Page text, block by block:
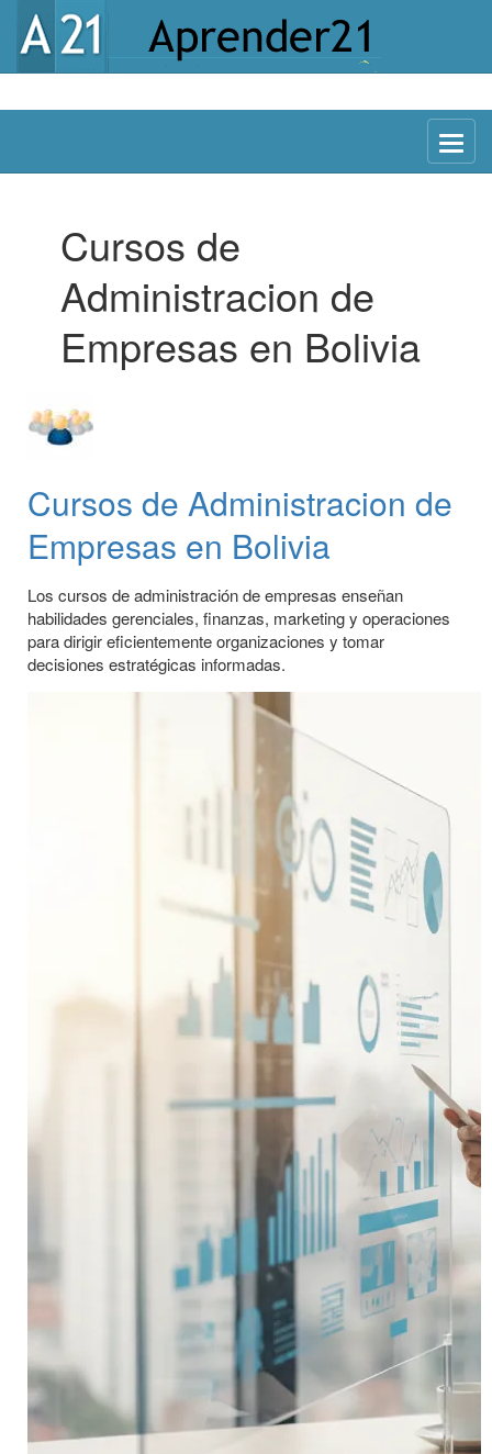
Menu
Cursos de
Administracion de
Empresas en Bolivia
Cursos de Administracion de
Empresas en Bolivia
Los cursos de administración de empresas enseñan
habilidades gerenciales, finanzas, marketing y operaciones
para dirigir eficientemente organizaciones y tomar
decisiones estratégicas informadas.